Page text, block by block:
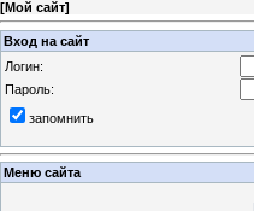
[Мой сайт]
Вход на сайт
Логин:
Пароль:
запомнить
Меню сайта